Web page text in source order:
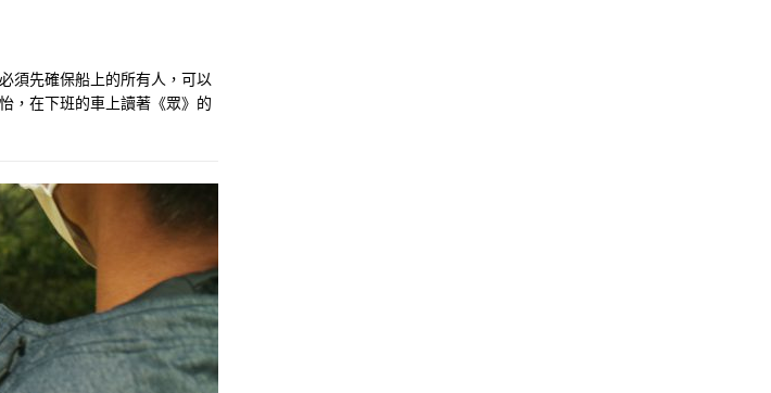
須先確保船上的所有人，可以
，在下班的車上讀著《眾》的